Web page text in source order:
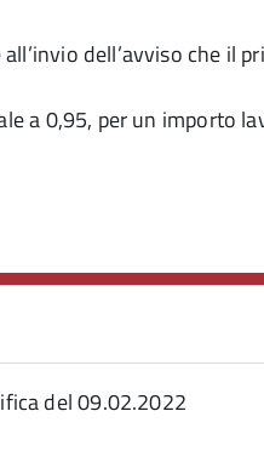
dell’avviso che il
a 0,95, per un importo
del 09.02.2022